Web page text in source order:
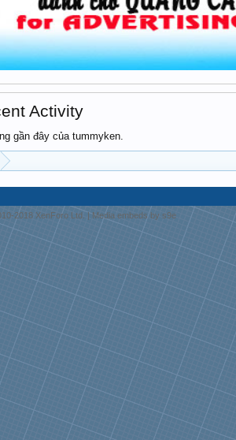
Activity
gần đây của tummyken.
2018 XenForo Ltd. | Media embeds by s9e